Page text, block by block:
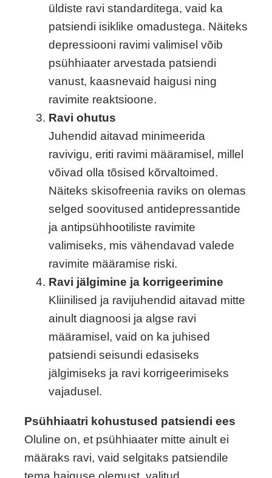
üldiste ravi standarditega, vaid ka
patsiendi isiklike omadustega. Näiteks
depressiooni ravimi valimisel võib
psühhiaater arvestada patsiendi
vanust, kaasnevaid haigusi ning
ravimite reaktsioone.
Ravi ohutus
Juhendid aitavad minimeerida
ravivigu, eriti ravimi määramisel, millel
võivad olla tõsised kõrvaltoimed.
Näiteks skisofreenia raviks on olemas
selged soovitused antidepressantide
ja antipsühhootiliste ravimite
valimiseks, mis vähendavad valede
ravimite määramise riski.
Ravi jälgimine ja korrigeerimine
Kliinilised ja ravijuhendid aitavad mitte
ainult diagnoosi ja algse ravi
määramisel, vaid on ka juhised
patsiendi seisundi edasiseks
jälgimiseks ja ravi korrigeerimiseks
vajadusel.
Psühhiaatri kohustused patsiendi ees
Oluline on, et psühhiaater mitte ainult ei
määraks ravi, vaid selgitaks patsiendile